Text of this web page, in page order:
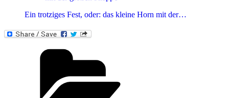
Ein trotziges Fest, oder: das kleine Horn mit der…